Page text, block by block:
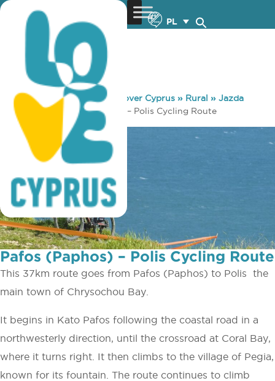
PL
You are here: Home »Discover Cyprus » Rural » Jazda
Rowerem
Pafos (Paphos) – Polis Cycling Route
Pafos (Paphos) – Polis Cycling Route
This 37km route goes from Pafos (Paphos) to Polis ­ the
main town of Chrysochou Bay.
It begins in Kato Pafos following the coastal road in a
north­westerly direction, until the crossroad at Coral Bay,
where it turns right. It then climbs to the village of Pegia,
known for its fountain. The route continues to climb